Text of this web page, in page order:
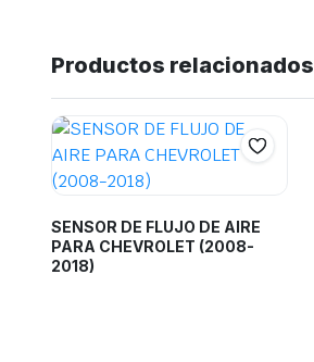
Productos relacionados
SENSOR DE FLUJO DE AIRE
PARA CHEVROLET (2008-
2018)